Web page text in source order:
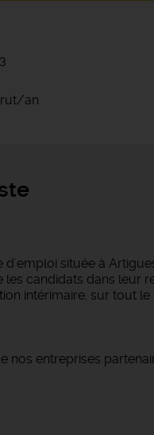
an
d'emploi située à
candidats dans leur
intérimaire, sur tout le
nos entreprises